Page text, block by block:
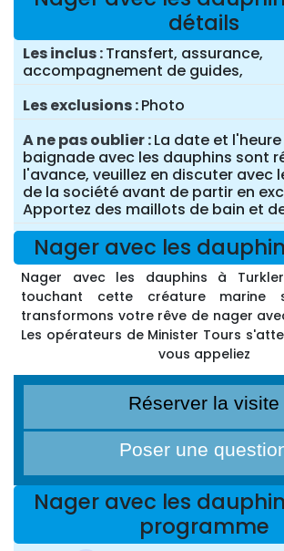
détails
Les inclus Transfert, assurance,
accompagnement de guides,
Les exclusions Photo
A ne pas oublier La date et
baignade avec les dauphins sont
l'avance, veuillez en discuter avec
de la société avant de partir en
Apportez des maillots de bain et
Nager avec les
Nager avec les dauphins à
touchant cette créature marine
transformons votre rêve de nager
Les opérateurs de Minister Tours
vous appeliez
Réserver la visite
Poser une
Nager avec les
programme